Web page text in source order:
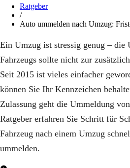
Ratgeber
/
Auto ummelden nach Umzug:
Ein Umzug ist stressig genug – die
Fahrzeugs sollte nicht zur
Seit 2015 ist vieles einfacher
können Sie Ihr Kennzeichen
Zulassung geht die Ummeldung
Ratgeber erfahren Sie Schritt für
Fahrzeug nach einem Umzug
ummelden.